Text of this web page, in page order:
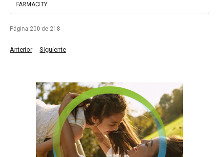
FARMACITY
Página 200 de 218
Anterior Siguiente